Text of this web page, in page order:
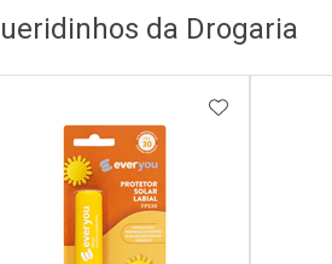
da Drogaria
ADICIONAR